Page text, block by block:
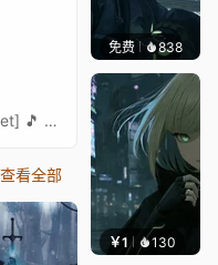
🎨 艺术家：Rotarran [www.pixiv.net] 🎵 音乐：Between Worlds - Niklas Ahlstedt
查看全部
免费 838辰东
￥1 130